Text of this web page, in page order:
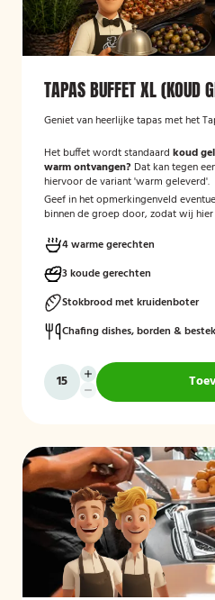
TAPAS BUFFET XL (KOUD
Geniet van heerlijke tapas met het
Het buffet wordt standaard koud
warm ontvangen? Dat kan tegen
hiervoor de variant 'warm geleverd'.
Geef in het opmerkingenveld
binnen de groep door, zodat wij
4 warme gerechten
3 koude gerechten
Stokbrood met kruidenboter
Chafing dishes, borden & bestek